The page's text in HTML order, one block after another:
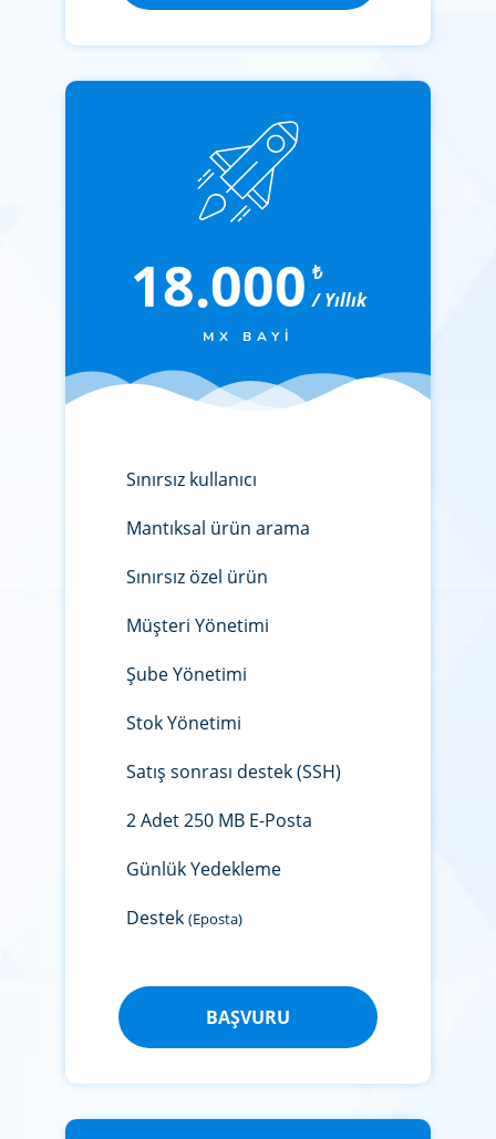
18.000 ₺
/ Yıllık
MX BAYI
Sınırsız kullanıcı
Mantıksal ürün arama
Sınırsız özel ürün
Müşteri Yönetimi
Şube Yönetimi
Stok Yönetimi
Satış sonrası destek (SSH)
2 Adet 250 MB E-Posta
Günlük Yedekleme
Destek (Eposta)
BAŞVURU